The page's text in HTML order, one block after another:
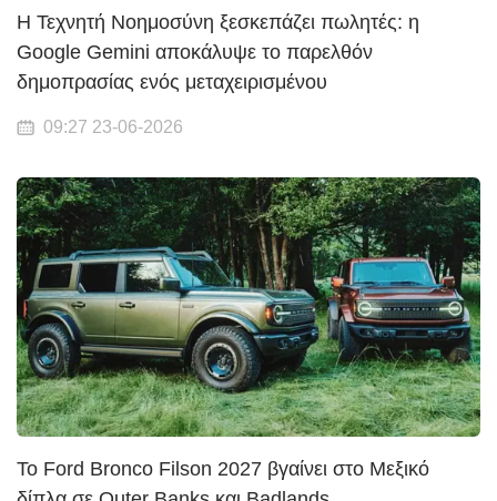
Η Τεχνητή Νοημοσύνη ξεσκεπάζει πωλητές: η
Google Gemini αποκάλυψε το παρελθόν
δημοπρασίας ενός μεταχειρισμένου
09:27 23-06-2026
Το Ford Bronco Filson 2027 βγαίνει στο Μεξικό